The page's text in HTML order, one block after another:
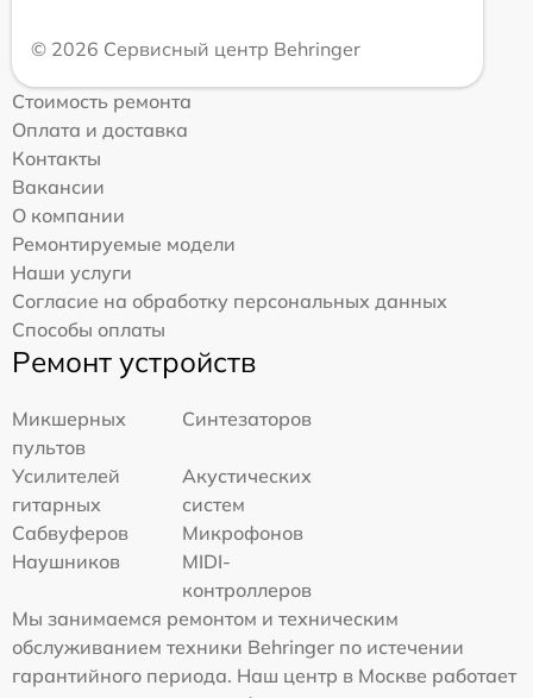
© 2026 Сервисный центр Behringer
Стоимость ремонта
Оплата и доставка
Контакты
Вакансии
О компании
Ремонтируемые модели
Наши услуги
Согласие на обработку персональных данных
Способы оплаты
Ремонт устройств
Микшерных
пультов
Синтезаторов
Усилителей
гитарных
Акустических
систем
Сабвуферов
Микрофонов
Наушников
MIDI-
контроллеров
Мы занимаемся ремонтом и техническим
обслуживанием техники Behringer по истечении
гарантийного периода. Наш центр в Москве работает